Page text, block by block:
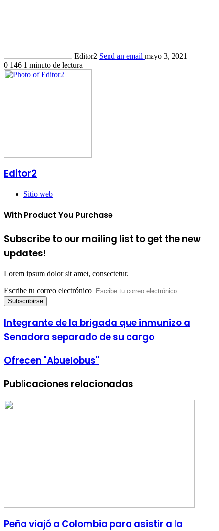
Editor2 Send an email mayo 3, 2021
0 146 1 minuto de lectura
Editor2
Sitio web
With Product You Purchase
Subscribe to our mailing list to get the new
updates!
Lorem ipsum dolor sit amet, consectetur.
Escribe tu correo electrónico
Integrante de la brigada que inmunizo a
Senadora separado de su cargo
Ofrecen "Abuelobus"
Publicaciones relacionadas
Peña viajó a Colombia para asistir a la